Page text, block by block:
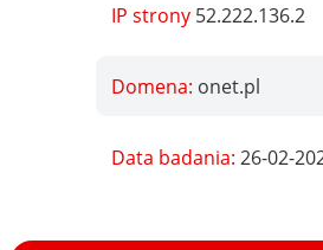
IP strony 52.222.136.2
Domena: onet.pl
Data badania:26-02-